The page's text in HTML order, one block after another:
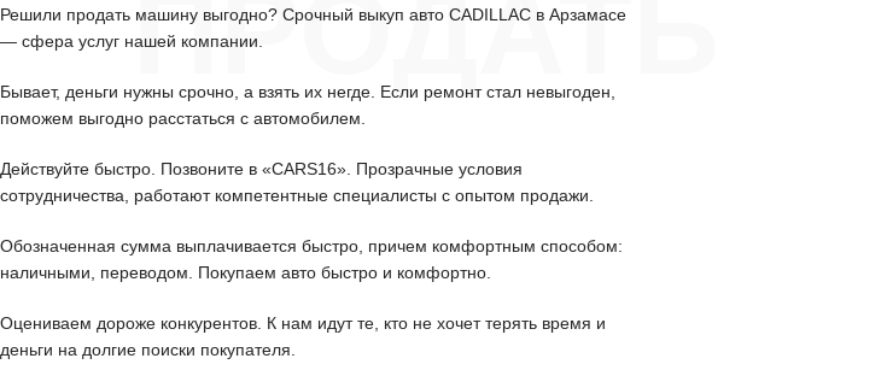
ПРОДАТЬ
Решили продать машину выгодно? Срочный выкуп авто CADILLAC в Арзамасе
— сфера услуг нашей компании.
Бывает, деньги нужны срочно, а взять их негде. Если ремонт стал невыгоден,
поможем выгодно расстаться с автомобилем.
Действуйте быстро. Позвоните в «CARS16». Прозрачные условия
сотрудничества, работают компетентные специалисты с опытом продажи.
Обозначенная сумма выплачивается быстро, причем комфортным способом:
наличными, переводом. Покупаем авто быстро и комфортно.
Оцениваем дороже конкурентов. К нам идут те, кто не хочет терять время и
деньги на долгие поиски покупателя.